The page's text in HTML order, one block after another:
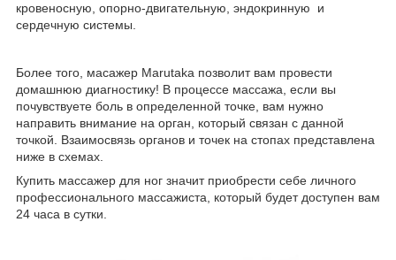
кровеносную, опорно-двигательную, эндокринную и
сердечную системы.
Более того, масажер Marutaka позволит вам провести
домашнюю диагностику! В процессе массажа, если вы
почувствуете боль в определенной точке, вам нужно
направить внимание на орган, который связан с данной
точкой. Взаимосвязь органов и точек на стопах представлена
ниже в схемах.
Купить массажер для ног значит приобрести себе личного
профессионального массажиста, который будет доступен вам
24 часа в сутки.